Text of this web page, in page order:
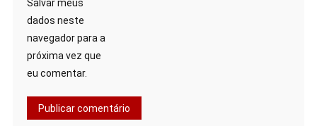
Salvar meus
dados neste
navegador para a
próxima vez que
eu comentar.